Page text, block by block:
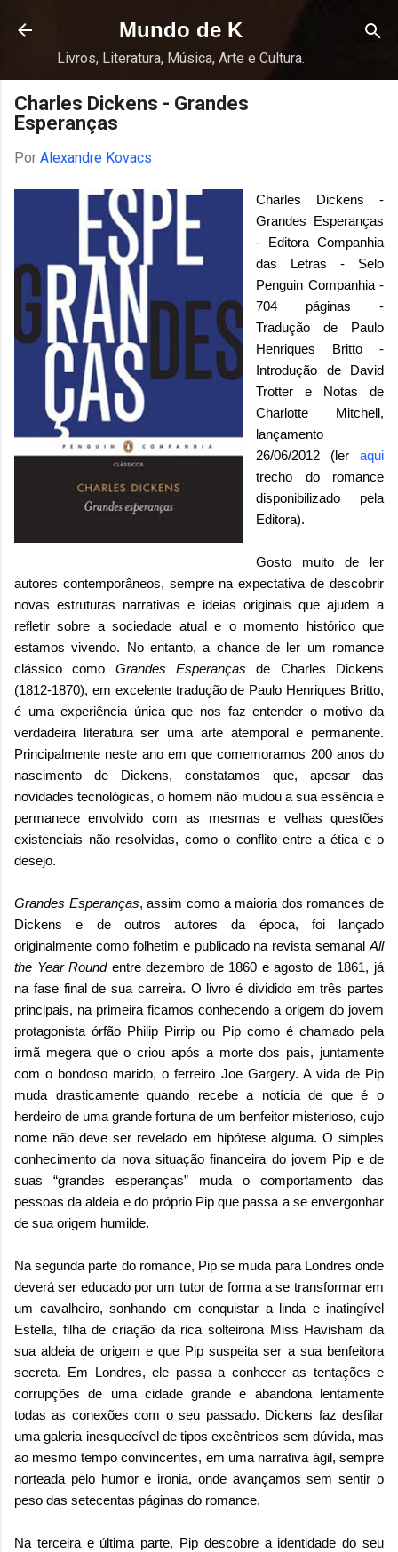
Pular para o conteúdo principal
Mundo de K
Livros, Literatura, Música, Arte e Cultura.
Charles Dickens - Grandes
Esperanças
Por Alexandre Kovacs
Charles Dickens -
Grandes Esperanças
- Editora Companhia
das Letras - Selo
Penguin Companhia -
704 páginas -
Tradução de Paulo
Henriques Britto -
Introdução de David
Trotter e Notas de
Charlotte Mitchell,
lançamento
26/06/2012 (ler aqui
trecho do romance
disponibilizado pela
Editora).
Gosto muito de ler
autores contemporâneos, sempre na expectativa de descobrir
novas estruturas narrativas e ideias originais que ajudem a
refletir sobre a sociedade atual e o momento histórico que
estamos vivendo. No entanto, a chance de ler um romance
clássico como Grandes Esperanças de Charles Dickens
(1812-1870), em excelente tradução de Paulo Henriques Britto,
é uma experiência única que nos faz entender o motivo da
verdadeira literatura ser uma arte atemporal e permanente.
Principalmente neste ano em que comemoramos 200 anos do
nascimento de Dickens, constatamos que, apesar das
novidades tecnológicas, o homem não mudou a sua essência e
permanece envolvido com as mesmas e velhas questões
existenciais não resolvidas, como o conflito entre a ética e o
desejo.
Grandes Esperanças, assim como a maioria dos romances de
Dickens e de outros autores da época, foi lançado
originalmente como folhetim e publicado na revista semanal All
the Year Roundentre dezembro de 1860 e agosto de 1861, já
na fase final de sua carreira. O livro é dividido em três partes
principais, na primeira ficamos conhecendo a origem do jovem
protagonista órfão Philip Pirrip ou Pip como é chamado pela
irmã megera que o criou após a morte dos pais, juntamente
com o bondoso marido, o ferreiro Joe Gargery. A vida de Pip
muda drasticamente quando recebe a notícia de que é o
herdeiro de uma grande fortuna de um benfeitor misterioso, cujo
nome não deve ser revelado em hipótese alguma. O simples
conhecimento da nova situação financeira do jovem Pip e de
suas “grandes esperanças” muda o comportamento das
pessoas da aldeia e do próprio Pip que passa a se envergonhar
de sua origem humilde.
Na segunda parte do romance, Pip se muda para Londres onde
deverá ser educado por um tutor de forma a se transformar em
um cavalheiro, sonhando em conquistar a linda e inatingível
Estella, filha de criação da rica solteirona Miss Havisham da
sua aldeia de origem e que Pip suspeita ser a sua benfeitora
secreta. Em Londres, ele passa a conhecer as tentações e
corrupções de uma cidade grande e abandona lentamente
todas as conexões com o seu passado. Dickens faz desfilar
uma galeria inesquecível de tipos excêntricos sem dúvida, mas
ao mesmo tempo convincentes, em uma narrativa ágil, sempre
norteada pelo humor e ironia, onde avançamos sem sentir o
peso das setecentas páginas do romance.
Na terceira e última parte, Pip descobre a identidade do seu